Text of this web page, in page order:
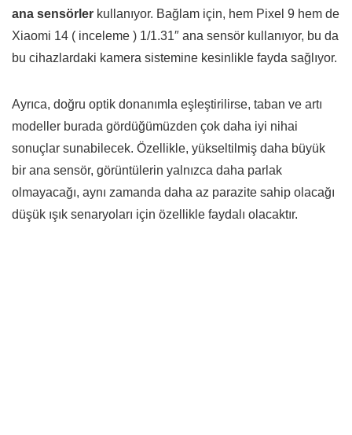
ana sensörler kullanıyor. Bağlam için, hem Pixel 9 hem de
Xiaomi 14 ( inceleme ) 1/1.31″ ana sensör kullanıyor, bu da
bu cihazlardaki kamera sistemine kesinlikle fayda sağlıyor.
Ayrıca, doğru optik donanımla eşleştirilirse, taban ve artı
modeller burada gördüğümüzden çok daha iyi nihai
sonuçlar sunabilecek. Özellikle, yükseltilmiş daha büyük
bir ana sensör, görüntülerin yalnızca daha parlak
olmayacağı, aynı zamanda daha az parazite sahip olacağı
düşük ışık senaryoları için özellikle faydalı olacaktır.